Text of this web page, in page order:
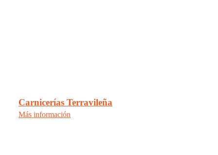
Carnicerías Terravileña
Más información